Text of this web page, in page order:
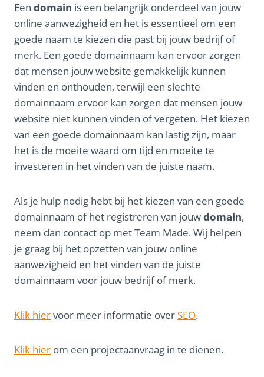
Een domain is een belangrijk onderdeel van jouw
online aanwezigheid en het is essentieel om een
goede naam te kiezen die past bij jouw bedrijf of
merk. Een goede domainnaam kan ervoor zorgen
dat mensen jouw website gemakkelijk kunnen
vinden en onthouden, terwijl een slechte
domainnaam ervoor kan zorgen dat mensen jouw
website niet kunnen vinden of vergeten. Het kiezen
van een goede domainnaam kan lastig zijn, maar
het is de moeite waard om tijd en moeite te
investeren in het vinden van de juiste naam.
Als je hulp nodig hebt bij het kiezen van een goede
domainnaam of het registreren van jouwdomain,
neem dan contact op met Team Made. Wij helpen
je graag bij het opzetten van jouw online
aanwezigheid en het vinden van de juiste
domainnaam voor jouw bedrijf of merk.
Klik hiervoor meer informatie overSEO.
Klik hier om een projectaanvraag in te dienen.